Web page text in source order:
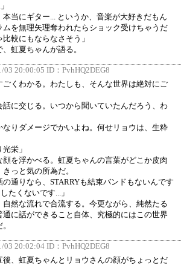
当にギター... というか、音楽が大好きだもん
を無理矢理奪われたらショック受けちゃうだ
較にもならなさそう」
虹夏ちゃんが語る。
03 20:00:05 ID： PvhHQ2DEG8
くわかる。わたしも、そんな世界は絶対にご
に交じる。いつから聞いていたんだろう、わ
りダメージでかいよね。何せリョウは、生粋
栄」
を浮かべる。虹夏ちゃんの言葉がどこか皮肉
っと気の所為だ。
通りなら、STARRYも結束バンドもないんです
たくないです...」
然な流れで合流する。今更ながら、純然たる
に話ができること自体、究極的にはこの世界
03 20:02:04 ID： PvhHQ2DEG8
、虹夏ちゃんとリョウさんの顔がちょっとだ